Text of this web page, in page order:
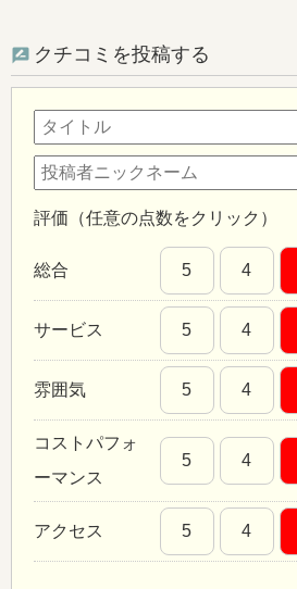
クチコミを投稿する
評価（任意の点数をクリック）
総合 5 4
サービス 5 4
雰囲気 5 4
コストパフォ
ーマンス
5 4
アクセス 5 4